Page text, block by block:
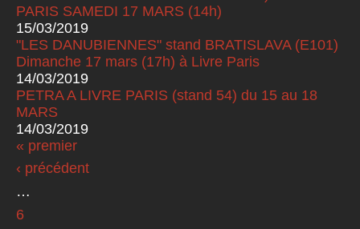
PARIS SAMEDI 17 MARS (14h)
15/03/2019
"LES DANUBIENNES" stand BRATISLAVA (E101)
Dimanche 17 mars (17h) à Livre Paris
14/03/2019
PETRA A LIVRE PARIS (stand 54) du 15 au 18
MARS
14/03/2019
Pages
« premier
‹ précédent
…
6